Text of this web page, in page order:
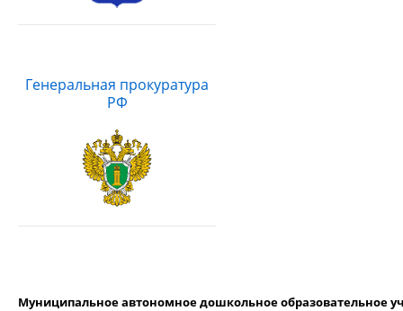
Генеральная прокуратура
РФ
Муниципальное автономное дошкольное образовательное